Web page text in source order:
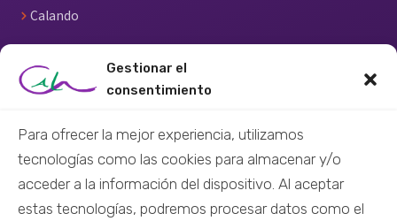
Gestionar el
consentimiento
Para ofrecer la mejor experiencia, utilizamos
tecnologías como las cookies para almacenar y/o
acceder a la información del dispositivo. Al aceptar
estas tecnologías, podremos procesar datos como el
Calando
RECURSOS
Material didáctico
Material audiovisual